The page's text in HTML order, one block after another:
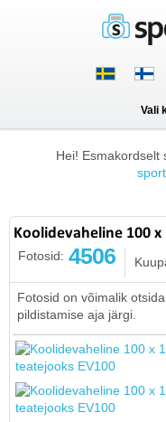
Vali
Hei! Esmakordselt
Koolidevaheline 100
Fotosid: 4506
Fotosid on võimalik otsida
pildistamise aja järgi.